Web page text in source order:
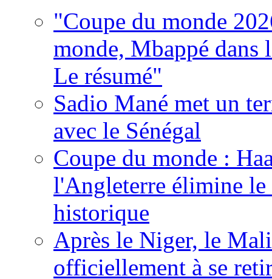
"Coupe du monde
monde, Mbappé dans
Le résumé"
Sadio Mané met un
avec le Sénégal
Coupe du monde :
l'Angleterre élimine
historique
Après le Niger, le
officiellement à se